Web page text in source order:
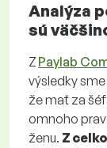
Analýza
sú
Z Paylab
výsledky
že mať za
omnoho
ženu. Z